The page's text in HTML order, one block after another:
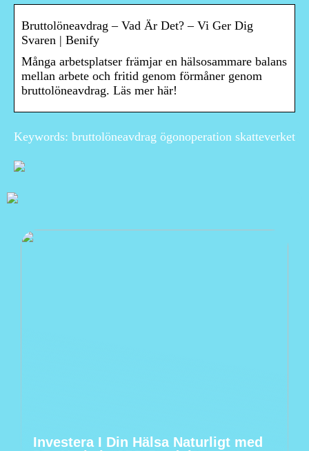
Bruttolöneavdrag – Vad Är Det? – Vi Ger Dig
Svaren | Benify
Många arbetsplatser främjar en hälsosammare balans
mellan arbete och fritid genom förmåner genom
bruttolöneavdrag. Läs mer här!
Keywords: bruttolöneavdrag ögonoperation skatteverket
Investera I Din Hälsa Naturligt med